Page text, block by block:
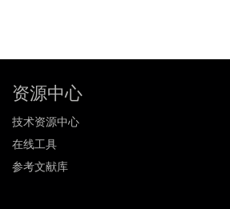
资源中心
技术资源中心
在线工具
参考文献库